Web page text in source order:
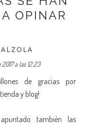
OPINAR
a las 12:23
de gracias por
y blog!
también las